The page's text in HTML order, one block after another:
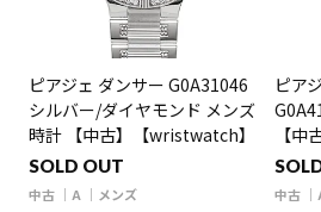
ピアジェ ダンサー G0A31046
シルバー/ダイヤモンド メンズ
時計 【中古】【wristwatch】
SOLD OUT
中古 A メンズ
ピア
【
中古